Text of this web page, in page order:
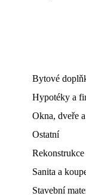
Bytové
Hypotéky a
Okna, dveře
Ostatní
Rekonstrukce
Sanita a
Stavební